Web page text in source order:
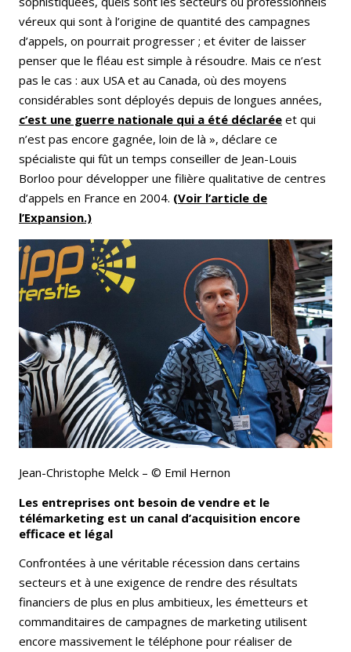
véreux qui sont à l’origine de quantité des campagnes
d’appels, on pourrait progresser ; et éviter de laisser
penser que le fléau est simple à résoudre. Mais ce n’est
pas le cas : aux USA et au Canada, où des moyens
considérables sont déployés depuis de longues années,
c’est une guerre nationale qui a été déclarée et qui
n’est pas encore gagnée, loin de là », déclare ce
spécialiste qui fût un temps conseiller de Jean-Louis
Borloo pour développer une filière qualitative de centres
d’appels en France en 2004. (Voir l’article de
l’Expansion.)
Jean-Christophe Melck – © Emil Hernon
Les entreprises ont besoin de vendre et le
télémarketing est un canal d’acquisition encore
efficace et légal
Confrontées à une véritable récession dans certains
secteurs et à une exigence de rendre des résultats
financiers de plus en plus ambitieux, les émetteurs et
commanditaires de campagnes de marketing utilisent
encore massivement le téléphone pour réaliser de